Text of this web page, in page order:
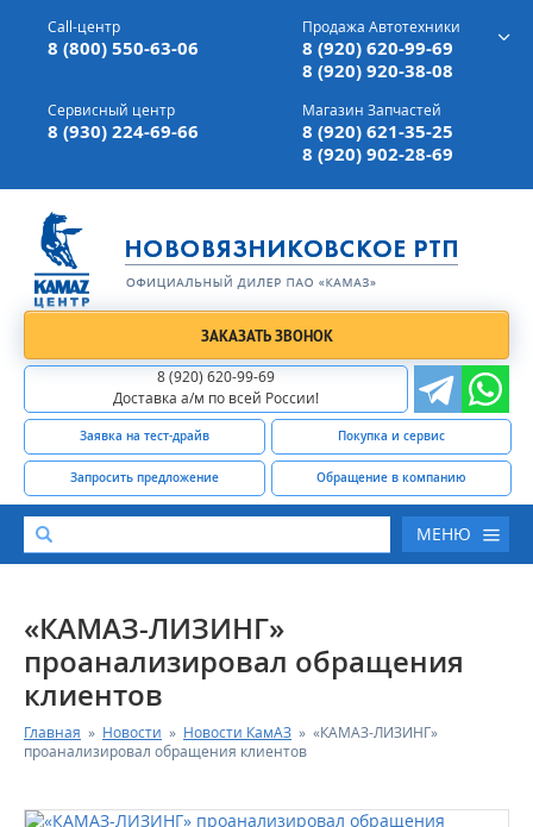
г. Вязники,ул. Механизаторов, д 90
Доставка а/м,по всей России
Call-центр
8 (800) 550-63-06
Продажа Автотехники
8 (920) 620-99-69
8 (920) 920-38-08
Сервисный центр
8 (930) 224-69-66
Магазин Запчастей
8 (920) 621-35-25
8 (920) 902-28-69
ЗАКАЗАТЬ ЗВОНОК
8 (920) 620-99-69
Доставка а/м по всей России!
Заявка на тест-драйв Покупка и сервис
Запросить предложение Обращение в компанию
МЕНЮ
КАТАЛОГ АВТОТЕХНИКИ
СЕРВИС И ГАРАНТИЙНЫЕ ОБЯЗАТЕЛЬСТВА
«КАМАЗ-ЛИЗИНГ»
проанализировал обращения
клиентов
Главная » Новости » Новости КамАЗ » «КАМАЗ-ЛИЗИНГ»
проанализировал обращения клиентов